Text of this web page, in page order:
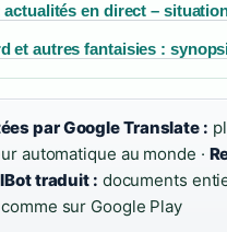
actualités en direct –
et autres fantaisies :
par Google Translate :
automatique au monde ·
traduit : documents
sur Google Play